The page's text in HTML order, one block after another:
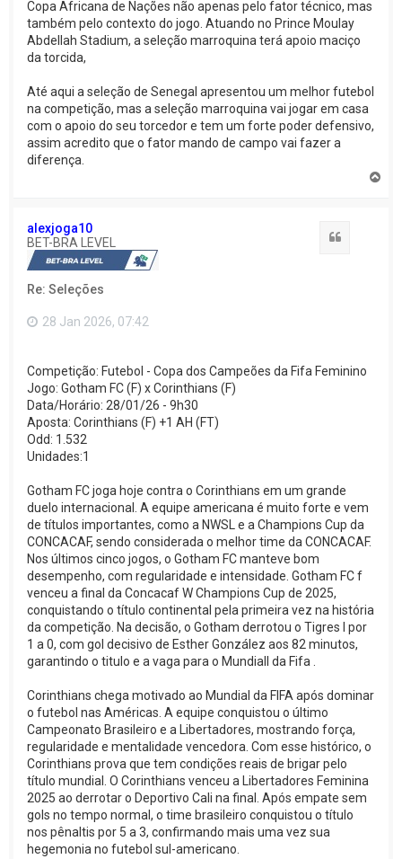
Copa Africana de Nações não apenas pelo fator técnico, mas
também pelo contexto do jogo. Atuando no Prince Moulay
Abdellah Stadium, a seleção marroquina terá apoio maciço
da torcida,
Até aqui a seleção de Senegal apresentou um melhor futebol
na competição, mas a seleção marroquina vai jogar em casa
com o apoio do seu torcedor e tem um forte poder defensivo,
assim acredito que o fator mando de campo vai fazer a
diferença.
alexjoga10
BET-BRA LEVEL
Re: Seleções
28 Jan 2026, 07:42
Competição: Futebol - Copa dos Campeões da Fifa Feminino
Jogo: Gotham FC (F) x Corinthians (F)
Data/Horário: 28/01/26 - 9h30
Aposta: Corinthians (F) +1 AH (FT)
Odd: 1.532
Unidades:1
Gotham FC joga hoje contra o Corinthians em um grande
duelo internacional. A equipe americana é muito forte e vem
de títulos importantes, como a NWSL e a Champions Cup da
CONCACAF, sendo considerada o melhor time da CONCACAF.
Nos últimos cinco jogos, o Gotham FC manteve bom
desempenho, com regularidade e intensidade. Gotham FC f
venceu a final da Concacaf W Champions Cup de 2025,
conquistando o título continental pela primeira vez na história
da competição. Na decisão, o Gotham derrotou o Tigres l por
1 a 0, com gol decisivo de Esther González aos 82 minutos,
garantindo o titulo e a vaga para o Mundiall da Fifa .
Corinthians chega motivado ao Mundial da FIFA após dominar
o futebol nas Américas. A equipe conquistou o último
Campeonato Brasileiro e a Libertadores, mostrando força,
regularidade e mentalidade vencedora. Com esse histórico, o
Corinthians prova que tem condições reais de brigar pelo
título mundial. O Corinthians venceu a Libertadores Feminina
2025 ao derrotar o Deportivo Cali na final. Após empate sem
gols no tempo normal, o time brasileiro conquistou o título
nos pênaltis por 5 a 3, confirmando mais uma vez sua
hegemonia no futebol sul-americano.